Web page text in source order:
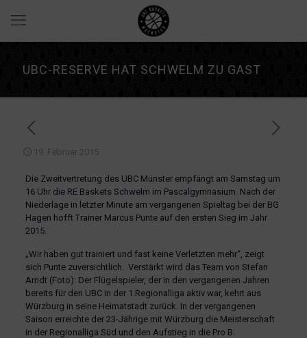
UBC-RESERVE HAT SCHWELM ZU GAST
19. Februar 2015
Die Zweitvertretung des UBC Münster empfängt am Samstag um
16 Uhr die RE Baskets Schwelm im Pascalgymnasium. Nach der
Niederlage in letzter Minute am vergangenen Spieltag bei der BG
Hagen hofft Trainer Marcus Punte auf den ersten Sieg im Jahr
2015.
„Wir haben gut trainiert und fast keine Verletzten mehr“, zeigt
sich Punte zuversichtlich. Verstärkt wird das Team von Stefan
Arndt (Foto): Der Flügelspieler, der in den vergangenen Jahren
bereits für den UBC in der 1.Regionalliga aktiv war, kehrt aus
Würzburg in seine Heimatstadt zurück. In der vergangenen
Saison erreichte der 23-Jährige mit Würzburg die Meisterschaft
in der Regionalliga Süd und den Aufstieg in die Pro B.